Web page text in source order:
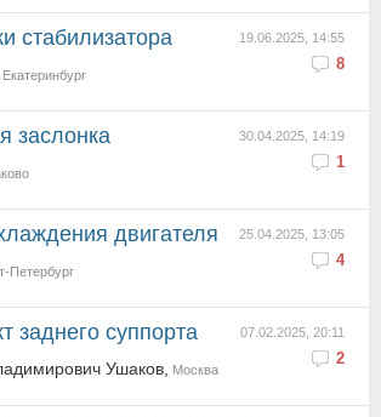
19.06.2025, 14:55
8
стабилизатора
Екатеринбург
30.04.2025, 14:19
1
заслонка
25.04.2025, 13:05
4
двигателя
Петербург
07.02.2025, 20:11
2
заднего суппорта
Ушаков, Москва